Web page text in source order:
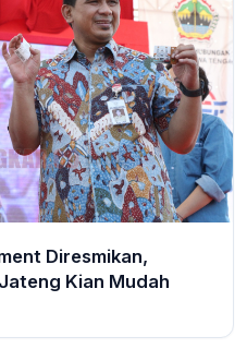
Diresmikan,
Kian Mudah